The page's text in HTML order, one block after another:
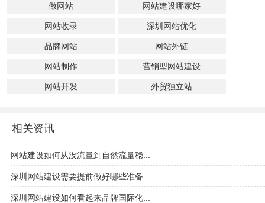
做网站 网站建设哪家好
网站收录 深圳网站优化
品牌网站 网站外链
网站制作 营销型网站建设
网站开发 外贸独立站
相关资讯
网站建设如何从没流量到自然流量稳...
深圳网站建设需要提前做好哪些准备...
深圳网站建设如何看起来品牌国际化...